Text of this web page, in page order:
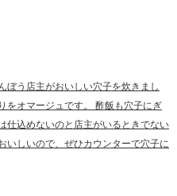
ぼう店主がおいしい穴子を炊きまし
をオマージュです。 酢飯も穴子にぎ
仕込めないのと店主がいるときでない
いしいので、ぜひカウンターで穴子に